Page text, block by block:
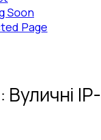
Soon
Page
Вуличні